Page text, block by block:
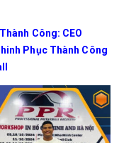
Công: CEO
Phục Thành Công